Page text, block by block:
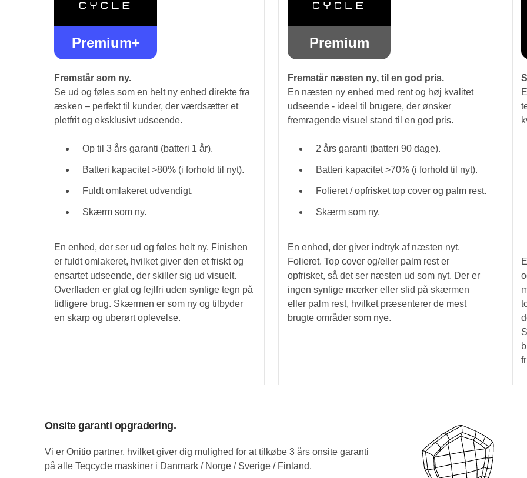
Premium+
Fremstår som ny.
Se ud og føles som en helt ny enhed direkte fra
æsken – perfekt til kunder, der værdsætter et
pletfrit og eksklusivt udseende.
Op til 3 års garanti (batteri 1 år).
Batteri kapacitet >80% (i forhold til nyt).
Fuldt omlakeret udvendigt.
Skærm som ny.
En enhed, der ser ud og føles helt ny. Finishen
er fuldt omlakeret, hvilket giver den et friskt og
ensartet udseende, der skiller sig ud visuelt.
Overfladen er glat og fejlfri uden synlige tegn på
tidligere brug. Skærmen er som ny og tilbyder
en skarp og uberørt oplevelse.
Premium
Fremstår næsten ny, til en god pris.
En næsten ny enhed med rent og høj kvalitet
udseende - ideel til brugere, der ønsker
fremragende visuel stand til en god pris.
2 års garanti (batteri 90 dage).
Batteri kapacitet >70% (i forhold til nyt).
Folieret / opfrisket top cover og palm rest.
Skærm som ny.
En enhed, der giver indtryk af næsten nyt.
Folieret. Top cover og/eller palm rest er
opfrisket, så det ser næsten ud som nyt. Der er
ingen synlige mærker eller slid på skærmen
eller palm rest, hvilket præsenterer de mest
brugte områder som nye.
Onsite garanti opgradering.
Vi er Onitio partner, hvilket giver dig mulighed for at tilkøbe 3 års onsite garanti
på alle Teqcycle maskiner i Danmark / Norge / Sverige / Finland.